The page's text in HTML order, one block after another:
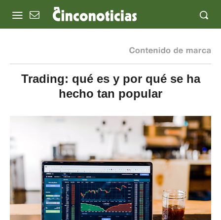
Trading: qué es y por qué se ha
hecho tan popular